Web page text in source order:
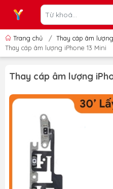
Trang chủ / Thay cáp âm
Thay cáp âm lượng iPhone 13 Mini
Thay cáp âm lượng